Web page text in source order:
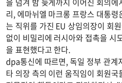
리, 에마뉘엘 마크롱 프랑스 대통
는 직위를 가진 EU 상임의장이 회
없이 비밀리에 러시아와 접촉을 시
을 표현했다고 한다.
dpa통신에 따르면, 독일 정부 관계
타 의장 측의 이런 움직임이 회원